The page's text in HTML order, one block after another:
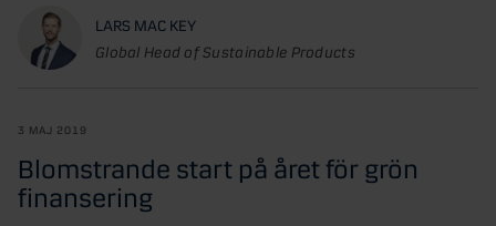
LARS MAC KEY
Global Head of Sustainable Products
3 MAJ 2019
Blomstrande start på året för grön
finansering